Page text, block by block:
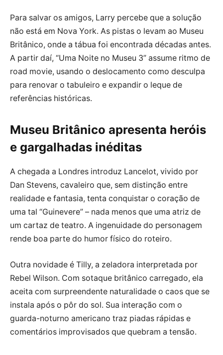
Para salvar os amigos, Larry percebe que a solução
não está em Nova York. As pistas o levam ao Museu
Britânico, onde a tábua foi encontrada décadas antes.
A partir daí, “Uma Noite no Museu 3” assume ritmo de
road movie, usando o deslocamento como desculpa
para renovar o tabuleiro e expandir o leque de
referências históricas.
Museu Britânico apresenta heróis
e gargalhadas inéditas
A chegada a Londres introduz Lancelot, vivido por
Dan Stevens, cavaleiro que, sem distinção entre
realidade e fantasia, tenta conquistar o coração de
uma tal “Guinevere” – nada menos que uma atriz de
um cartaz de teatro. A ingenuidade do personagem
rende boa parte do humor físico do roteiro.
Outra novidade é Tilly, a zeladora interpretada por
Rebel Wilson. Com sotaque britânico carregado, ela
aceita com surpreendente naturalidade o caos que se
instala após o pôr do sol. Sua interação com o
guarda-noturno americano traz piadas rápidas e
comentários improvisados que quebram a tensão.